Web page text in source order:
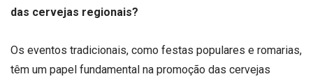
das cervejas regionais?
Os eventos tradicionais, como festas populares e romarias,
têm um papel fundamental na promoção das cervejas